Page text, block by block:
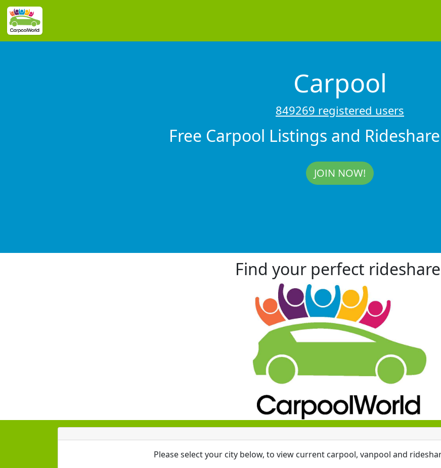
Carpool
849269 registered users
Free Carpool Listings and
JOIN NOW!
Find your perfect
Please select your city below, to view current carpool, vanpool and